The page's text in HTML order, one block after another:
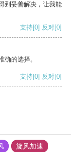
到妥善解决，让我能
支持[0] 反对[0]
确的选择。
支持[0] 反对[0]
旋风加速